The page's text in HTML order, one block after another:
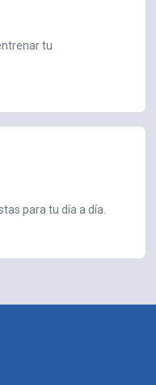
tu
para tu día a día.